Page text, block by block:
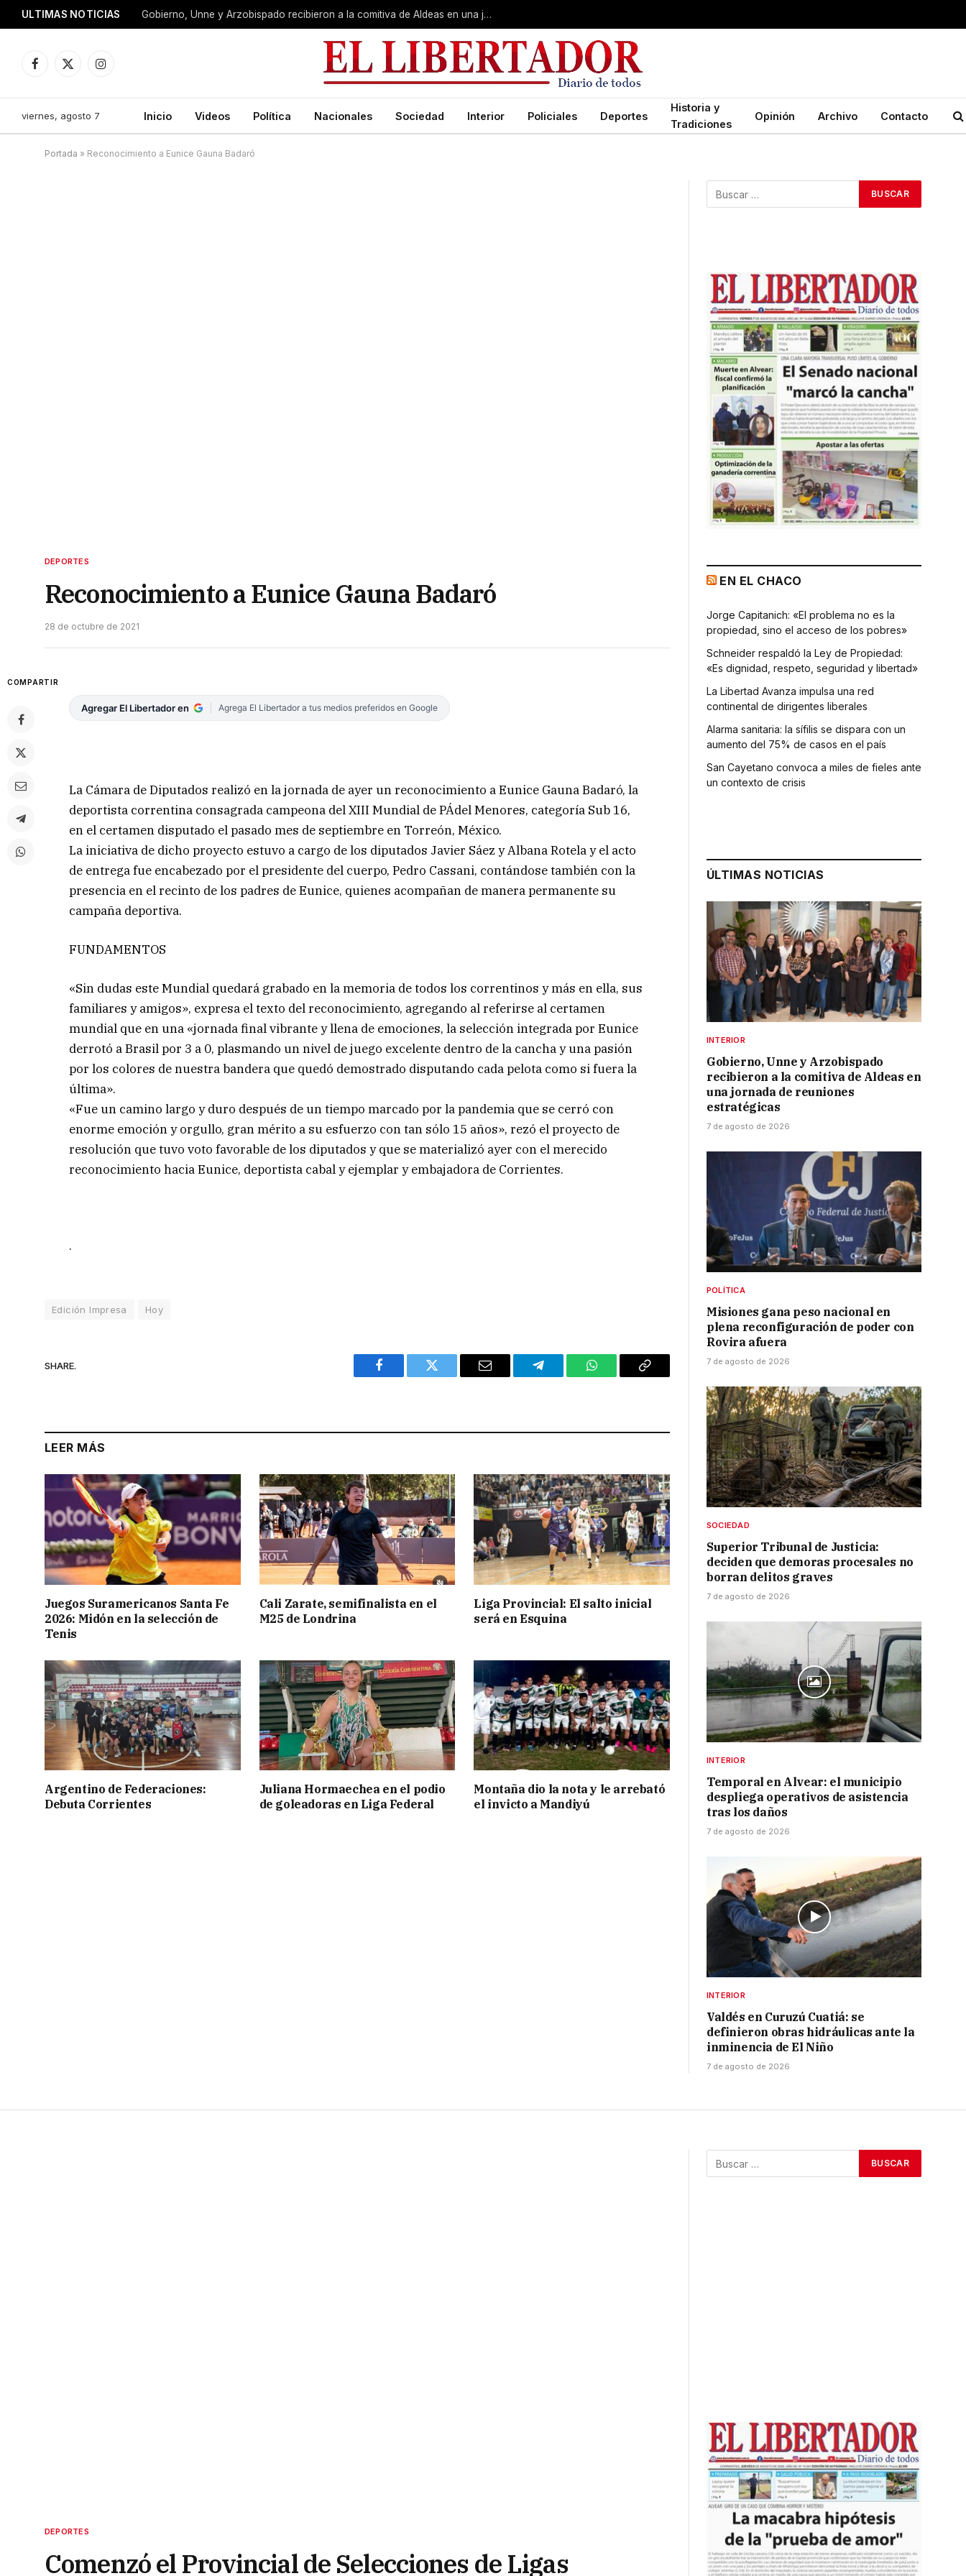
ULTIMAS NOTICIAS Gobierno, Unne y Arzobispado recibieron a la comitiva de Aldeas en una jornada de reuniones estratégicas
Facebook
X
Instagram
viernes, agosto 7 Inicio Videos Política Nacionales Sociedad Interior Policiales Deportes
Historia y
Tradiciones
Opinión Archivo Contacto
Portada » Reconocimiento a Eunice Gauna Badaró
DEPORTES
Reconocimiento a Eunice Gauna Badaró
28 de octubre de 2021
COMPARTIR
Agregar El Libertador en Agrega El Libertador a tus medios preferidos en Google
La Cámara de Diputados realizó en la jornada de ayer un reconocimiento a Eunice Gauna Badaró, la
deportista correntina consagrada campeona del XIII Mundial de PÁdel Menores, categoría Sub 16,
en el certamen disputado el pasado mes de septiembre en Torreón, México.
La iniciativa de dicho proyecto estuvo a cargo de los diputados Javier Sáez y Albana Rotela y el acto
de entrega fue encabezado por el presidente del cuerpo, Pedro Cassani, contándose también con la
presencia en el recinto de los padres de Eunice, quienes acompañan de manera permanente su
campaña deportiva.
FUNDAMENTOS
«Sin dudas este Mundial quedará grabado en la memoria de todos los correntinos y más en ella, sus
familiares y amigos», expresa el texto del reconocimiento, agregando al referirse al certamen
mundial que en una «jornada final vibrante y llena de emociones, la selección integrada por Eunice
derrotó a Brasil por 3 a 0, plasmando un nivel de juego excelente dentro de la cancha y una pasión
por los colores de nuestra bandera que quedó demostrado disputando cada pelota como si fuera la
última».
«Fue un camino largo y duro después de un tiempo marcado por la pandemia que se cerró con
enorme emoción y orgullo, gran mérito a su esfuerzo con tan sólo 15 años», rezó el proyecto de
resolución que tuvo voto favorable de los diputados y que se materializó ayer con el merecido
reconocimiento hacia Eunice, deportista cabal y ejemplar y embajadora de Corrientes.
.
Edición Impresa Hoy
SHARE.
Facebook Twitter Email Telegram WhatsAppCopy
LEER MÁS
Juegos Suramericanos Santa Fe
2026: Midón en la selección de
Tenis
Cali Zarate, semifinalista en el
M25 de Londrina
Liga Provincial: El salto inicial
será en Esquina
Argentino de Federaciones:
Debuta Corrientes
Juliana Hormaechea en el podio
de goleadoras en Liga Federal
Montaña dio la nota y le arrebató
el invicto a Mandiyú
EN EL CHACO
Jorge Capitanich: «El problema no es la
propiedad, sino el acceso de los pobres»
Schneider respaldó la Ley de Propiedad:
«Es dignidad, respeto, seguridad y libertad»
La Libertad Avanza impulsa una red
continental de dirigentes liberales
Alarma sanitaria: la sífilis se dispara con un
aumento del 75% de casos en el país
San Cayetano convoca a miles de fieles ante
un contexto de crisis
ÚLTIMAS NOTICIAS
INTERIOR
Gobierno, Unne y Arzobispado
recibieron a la comitiva de Aldeas en
una jornada de reuniones
estratégicas
7 de agosto de 2026
POLÍTICA
Misiones gana peso nacional en
plena reconfiguración de poder con
Rovira afuera
7 de agosto de 2026
SOCIEDAD
Superior Tribunal de Justicia:
deciden que demoras procesales no
borran delitos graves
7 de agosto de 2026
INTERIOR
Temporal en Alvear: el municipio
despliega operativos de asistencia
tras los daños
7 de agosto de 2026
INTERIOR
Valdés en Curuzú Cuatiá: se
definieron obras hidráulicas ante la
inminencia de El Niño
7 de agosto de 2026
DEPORTES
Comenzó el Provincial de Selecciones de Ligas